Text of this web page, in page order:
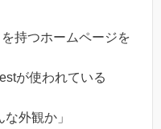
持つホームページを
が使われている
外観か」